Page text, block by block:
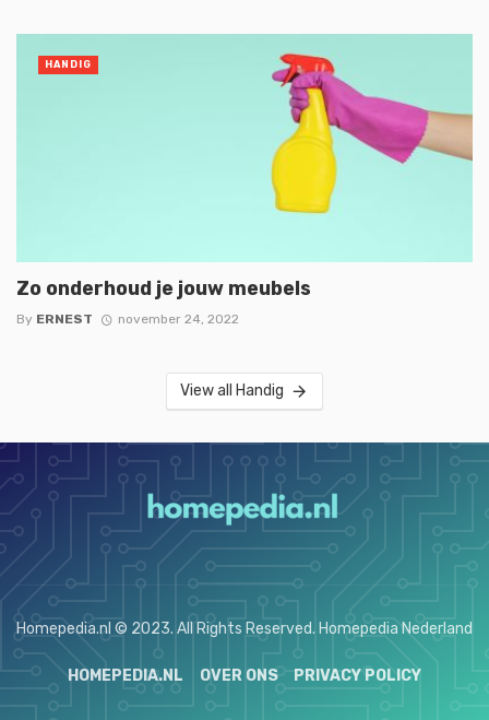
Zo onderhoud je jouw meubels
By ERNEST november 24, 2022
HANDIG
View all Handig
Homepedia.nl © 2023. All Rights Reserved. Homepedia Nederland
HOMEPEDIA.NL OVER ONS PRIVACY POLICY